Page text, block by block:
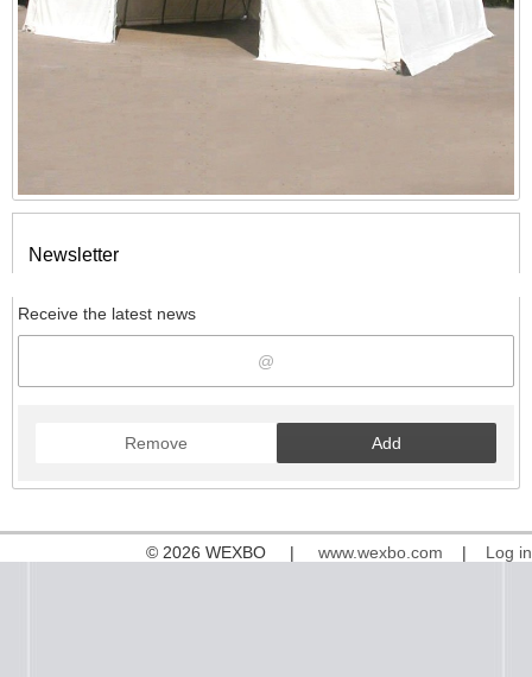
Newsletter
Receive the latest news
Remove Add
© 2026 WEXBO | www.wexbo.com | Log in